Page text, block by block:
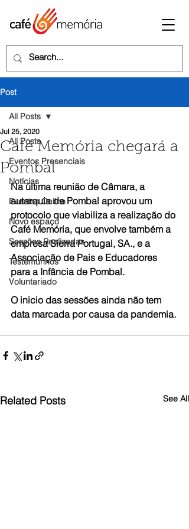
Post
All Posts
Eventos Presenciais
Notícias
Eventos Online
Novo espaço
Sessões Realizadas
Testemunhos
Voluntariado
All Posts
Café Memória chegará a
Pombal
Jul 25, 2020
Na última reunião de Câmara, a
autarquia de Pombal aprovou um
protocolo que viabiliza a realização do
Café Memória, que envolve também a
empresa Sierra Portugal, SA., e a
Associação de Pais e Educadores
para a Infância de Pombal.
O inicio das sessões ainda não tem
data marcada por causa da pandemia.
Related Posts See All